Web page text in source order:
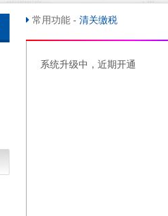
常用功能 - 清关缴税
系统升级中，近期开通